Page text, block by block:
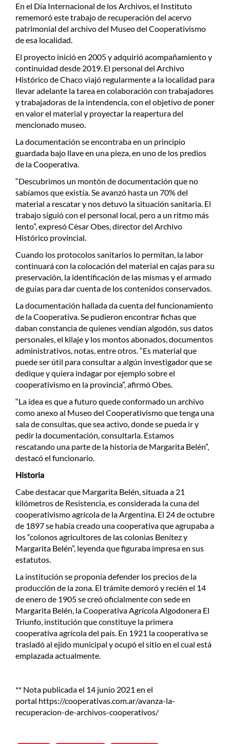
En el Día Internacional de los Archivos, el Instituto
rememoró este trabajo de recuperación del acervo
patrimonial del archivo del Museo del Cooperativismo
de esa localidad.
El proyecto inició en 2005 y adquirió acompañamiento y
continuidad desde 2019. El personal del Archivo
Histórico de Chaco viajó regularmente a la localidad para
llevar adelante la tarea en colaboración con trabajadores
y trabajadoras de la intendencia, con el objetivo de poner
en valor el material y proyectar la reapertura del
mencionado museo.
La documentación se encontraba en un principio
guardada bajo llave en una pieza, en uno de los predios
de la Cooperativa.
“Descubrimos un montón de documentación que no
sabíamos que existía. Se avanzó hasta un 70% del
material a rescatar y nos detuvo la situación sanitaria. El
trabajo siguió con el personal local, pero a un ritmo más
lento”, expresó César Obes, director del Archivo
Histórico provincial.
Cuando los protocolos sanitarios lo permitan, la labor
continuará con la colocación del material en cajas para su
preservación, la identificación de las mismas y el armado
de guías para dar cuenta de los contenidos conservados.
La documentación hallada da cuenta del funcionamiento
de la Cooperativa. Se pudieron encontrar fichas que
daban constancia de quienes vendían algodón, sus datos
personales, el kilaje y los montos abonados, documentos
administrativos, notas, entre otros. “Es material que
puede ser útil para consultar a algún investigador que se
dedique y quiera indagar por ejemplo sobre el
cooperativismo en la provincia”, afirmó Obes.
“La idea es que a futuro quede conformado un archivo
como anexo al Museo del Cooperativismo que tenga una
sala de consultas, que sea activo, donde se pueda ir y
pedir la documentación, consultarla. Estamos
rescatando una parte de la historia de Margarita Belén”,
destacó el funcionario.
Historia
Cabe destacar que Margarita Belén, situada a 21
kilómetros de Resistencia, es considerada la cuna del
cooperativismo agrícola de la Argentina. El 24 de octubre
de 1897 se había creado una cooperativa que agrupaba a
los “colonos agricultores de las colonias Benítez y
Margarita Belén”, leyenda que figuraba impresa en sus
estatutos.
La institución se proponía defender los precios de la
producción de la zona. El trámite demoró y recién el 14
de enero de 1905 se creó oficialmente con sede en
Margarita Belén, la Cooperativa Agrícola Algodonera El
Triunfo, institución que constituye la primera
cooperativa agrícola del país. En 1921 la cooperativa se
trasladó al ejido municipal y ocupó el sitio en el cual está
emplazada actualmente.
** Nota publicada el 14 junio 2021 en el
portal https://cooperativas.com.ar/avanza-la-
recuperacion-de-archivos-cooperativos/